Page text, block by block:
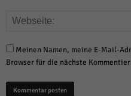
Meinen Namen, meine E-Mail-
Browser für die nächste